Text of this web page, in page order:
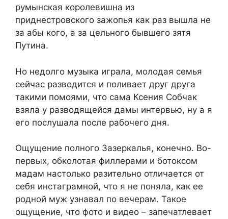
румынская королевишна из
приднестровского зажопья как раз вышла не
за абы кого, а за цельного бывшего зятя
Путина.
Но недолго музыка играла, молодая семья
сейчас разводится и поливает друг друга
такими помоями, что сама Ксения Собчак
взяла у разводящейся дамы интервью, ну а я
его послушала после рабочего дня.
Ощущение полного Зазеркалья, конечно. Во-
первых, обколотая филлерами и ботоксом
мадам настолько разительно отличается от
себя инстаграмной, что я не поняла, как ее
родной муж узнавал по вечерам. Такое
ощущение, что фото и видео – запечатлевает